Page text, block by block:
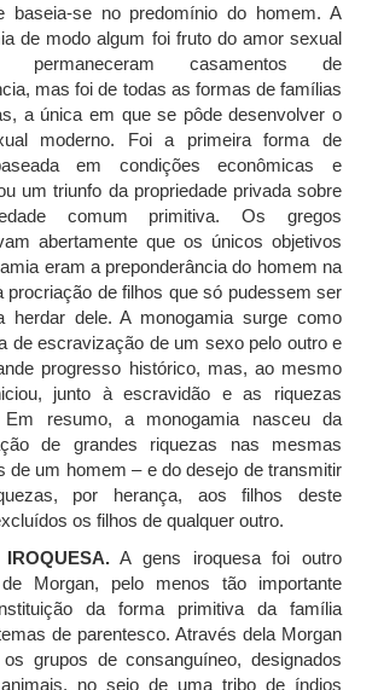
baseia-se no predomínio do homem. A
de modo algum foi fruto do amor sexual
permaneceram casamentos de
mas foi de todas as formas de famílias
a única em que se pôde desenvolver o
moderno. Foi a primeira forma de
em condições econômicas e
um triunfo da propriedade privada sobre
comum primitiva. Os gregos
abertamente que os únicos objetivos
eram a preponderância do homem na
procriação de filhos que só pudessem ser
herdar dele. A monogamia surge como
de escravização de um sexo pelo outro e
progresso histórico, mas, ao mesmo
junto à escravidão e as riquezas
Em resumo, a monogamia nasceu da
de grandes riquezas nas mesmas
de um homem – e do desejo de transmitir
por herança, aos filhos deste
os filhos de qualquer outro.
A gens iroquesa foi outro
de Morgan, pelo menos tão importante
da forma primitiva da família
de parentesco. Através dela Morgan
grupos de consanguíneo, designados
no seio de uma tribo de índios